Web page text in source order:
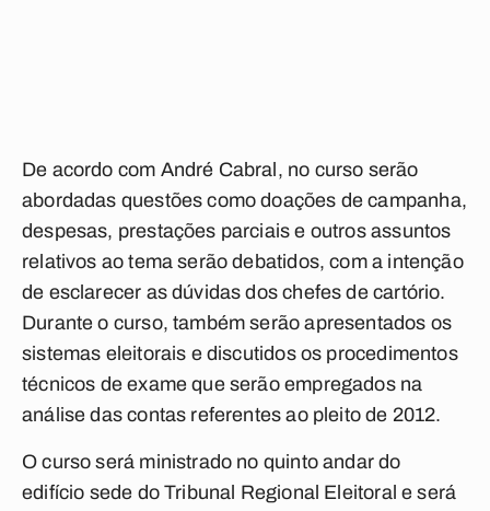
De acordo com André Cabral, no curso serão
abordadas questões como doações de campanha,
despesas, prestações parciais e outros assuntos
relativos ao tema serão debatidos, com a intenção
de esclarecer as dúvidas dos chefes de cartório.
Durante o curso, também serão apresentados os
sistemas eleitorais e discutidos os procedimentos
técnicos de exame que serão empregados na
análise das contas referentes ao pleito de 2012.
O curso será ministrado no quinto andar do
edifício sede do Tribunal Regional Eleitoral e será